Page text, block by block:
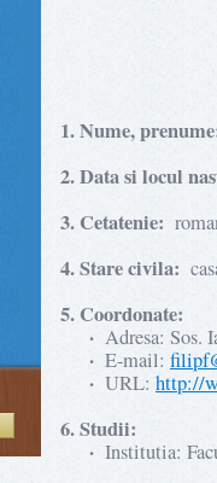
1. Nume,
2. Data si locul
3. Cetatenie:
4. Stare civila:
5. Coordonate:
· Adresa: Sos.
· E-mail:
· URL: http://
6. Studii:
· Institutia: